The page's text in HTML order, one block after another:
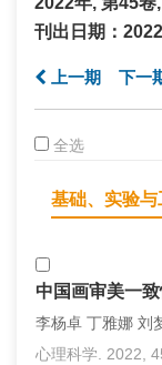
刊出日期：
上一期 下一
全选
基础、实验与
中国画审美一
李杨卓 丁雅娜 刘
心理科学. 2022,